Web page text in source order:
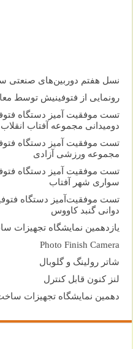
نسل هفتم دوربین‌های صنعتی
رونمایی از فتوفینیش توسط
تست موفقیت آمیز دستگاه
دومیدانی مجموعه آفتاب انقلاب
تست موفقیت آمیز دستگاه
مجموعه ورزشی آزادی
تست موفقیت آمیز دستگاه
سواری شهر آفتاب
تست موفقیت‌آمیز دستگاه
دوانی گنبد کاووس
یازدهمین نمایشگاه تجهیزات
Photo Finish Camera
شاتر رولینگ و گلوبال
لنز کنون قابل کنترل
دهمین نمایشگاه تجهیزات